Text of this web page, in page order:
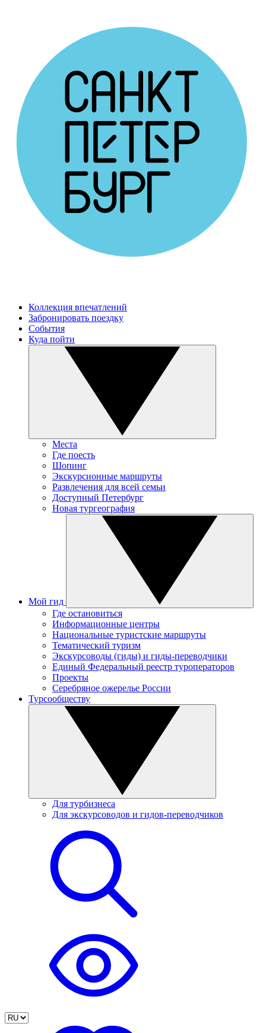
Коллекция впечатлений
Забронировать поездку
События
Куда пойти
Места
Где поесть
Шопинг
Экскурсионные маршруты
Развлечения для всей семьи
Доступный Петербург
Новая тургеография
Мой гид
Где остановиться
Информационные центры
Национальные туристские маршруты
Тематический туризм
Экскурсоводы (гиды) и гиды-переводчики
Единый Федеральный реестр туроператоров
Проекты
Серебряное ожерелье России
Турсообществу
Для турбизнеса
Для экскурсоводов и гидов-переводчиков